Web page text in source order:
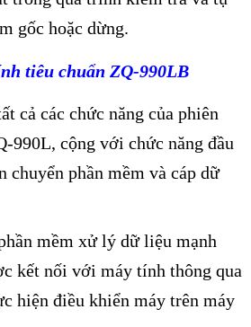
gốc hoặc dừng.
tiêu chuẩn ZQ-990LB
cả các chức năng của phiên
990L, cộng với chức năng đầu
chuyển phần mềm và cáp dữ
mềm xử lý dữ liệu mạnh
kết nối với máy tính thông qua
hiện điều khiển máy trên máy